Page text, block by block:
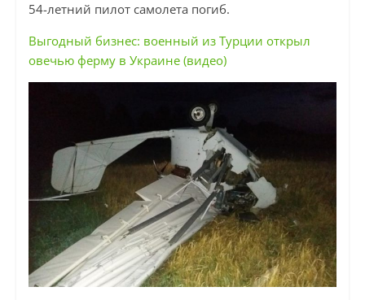
54-летний пилот самолета погиб.
Выгодный бизнес: военный из Турции открыл
овечью ферму в Украине (видео)